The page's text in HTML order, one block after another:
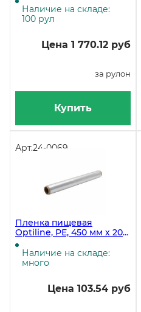
Наличие на складе:
100 рул
Цена 1 770.12 руб
за рулон
Купить
Арт.24-0069
Пленка пищевая
Optiline, РЕ, 450 мм х 200
м, белая, 15 рулонов в
коробке
Наличие на складе:
много
Цена 103.54 руб